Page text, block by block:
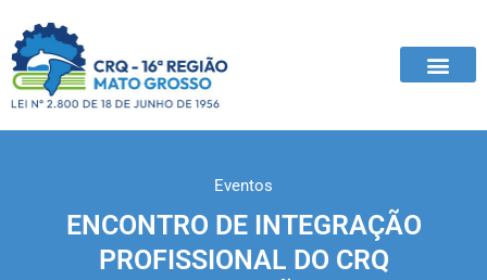
Eventos
ENCONTRO DE INTEGRAÇÃO
PROFISSIONAL DO CRQ